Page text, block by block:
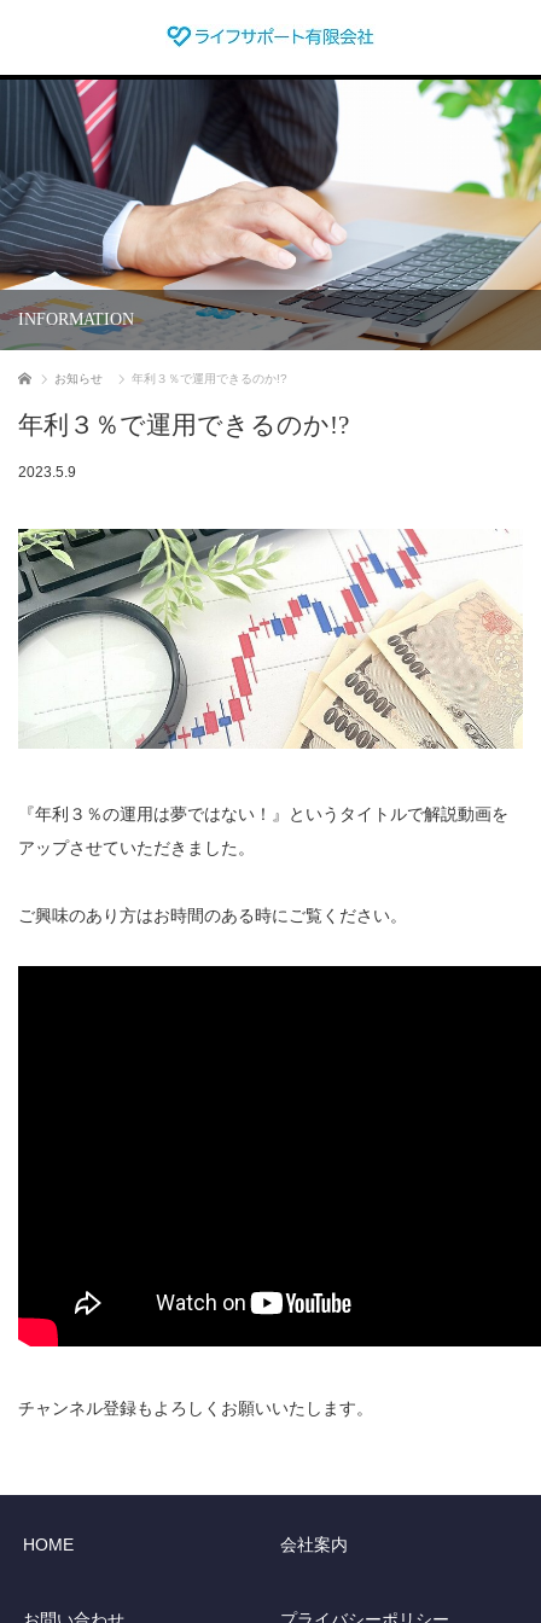
INFORMATION
ホーム お知らせ 年利３％で運用できるのか!?
年利３％で運用できるのか!?
2023.5.9
『年利３％の運用は夢ではない！』というタイトルで解説動画を
アップさせていただきました。
ご興味のあり方はお時間のある時にご覧ください。
チャンネル登録もよろしくお願いいたします。
HOME 会社案内